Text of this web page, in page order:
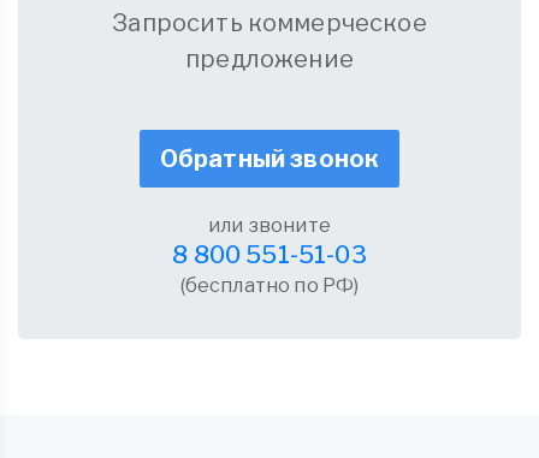
Запросить коммерческое
предложение
Обратный звонок
или звоните
8 800 551-51-03
(бесплатно по РФ)